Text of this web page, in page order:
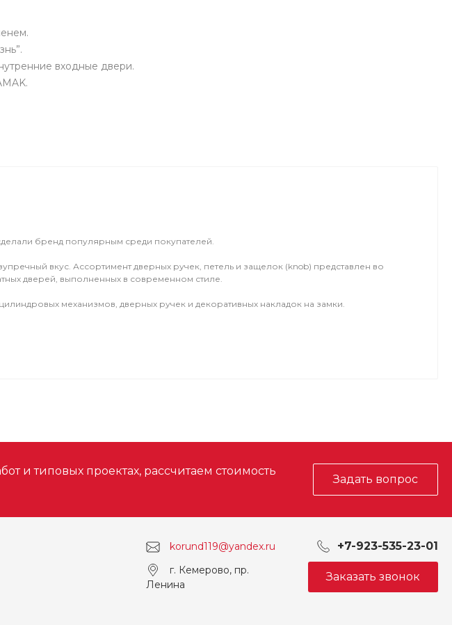
входные двери.
бренд популярным среди покупателей.
вкус. Ассортимент дверных ручек, петель и защелок (knob) представлен во
дверей, выполненных в современном стиле.
механизмов, дверных ручек и декоративных накладок на замки.
и типовых проектах, рассчитаем стоимость
Задать вопрос
korund119@yandex.ru +7-923-535-23-01
г. Кемерово, пр.
Ленина
Заказать звонок